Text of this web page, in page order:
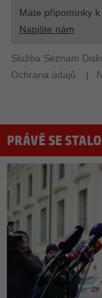
PRÁVĚ SE STALO